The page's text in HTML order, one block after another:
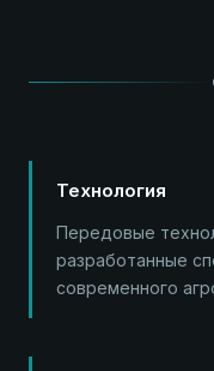
Технология
Передовые
разработанные
современного